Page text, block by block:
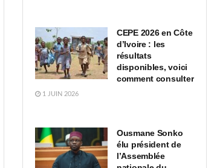
CEPE 2026 en Côte
d’Ivoire : les
résultats
disponibles, voici
comment consulter
1 JUIN 2026
Ousmane Sonko
élu président de
l’Assemblée